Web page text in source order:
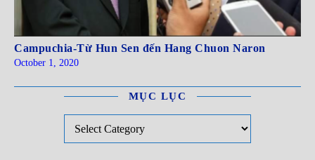
Campuchia-Từ Hun Sen đến Hang Chuon Naron
October 1, 2020
MỤC LỤC